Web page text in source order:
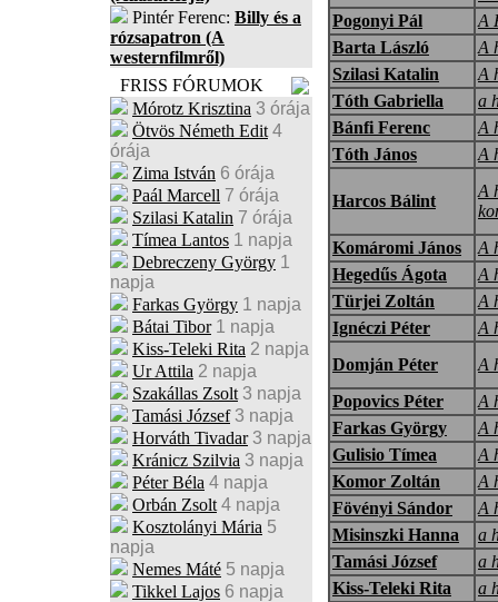
Pintér Ferenc: Billy és a
rózsapatron (A
westernfilmről)
FRISS FÓRUMOK
Mórotz Krisztina 3 órája
Ötvös Németh Edit 4
órája
Zima István 6 órája
Paál Marcell 7 órája
Szilasi Katalin 7 órája
Tímea Lantos 1 napja
Debreczeny György 1
napja
Farkas György 1 napja
Bátai Tibor 1 napja
Kiss-Teleki Rita 2 napja
Ur Attila 2 napja
Szakállas Zsolt 3 napja
Tamási József 3 napja
Horváth Tivadar 3 napja
Kránicz Szilvia 3 napja
Péter Béla 4 napja
Orbán Zsolt 4 napja
Kosztolányi Mária 5
napja
Nemes Máté 5 napja
Tikkel Lajos 6 napja
Pogonyi Pál
A
Barta László
A
Szilasi Katalin
A
Tóth Gabriella
a
Bánfi Ferenc
A
Tóth János
A
Harcos Bálint
A
Komáromi János
A
Hegedűs Ágota
A
Türjei Zoltán
A
Ignéczi Péter
A
Domján Péter
A
Popovics Péter
A
Farkas György
A
Gulisio Tímea
A
Komor Zoltán
A
Fövényi Sándor
A
Misinszki Hanna
a
Tamási József
a
Kiss-Teleki Rita
a